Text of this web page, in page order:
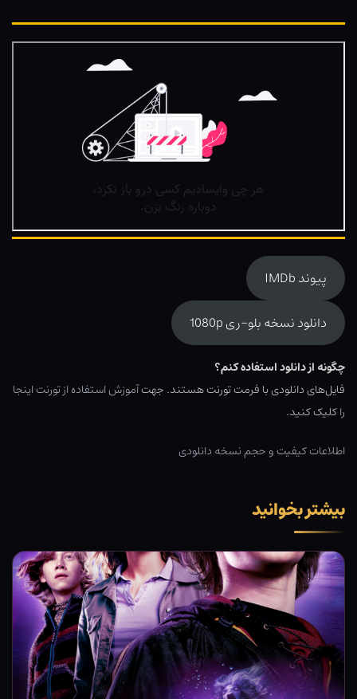
پیوند IMDb
دانلود نسخه بلو-ری 1080p
چگونه از دانلود استفاده کنم؟
فایل‌های دانلودی با فرمت تورنت هستند. جهتآموزش استفاده از تورنت اینجا
راکلیک کنید.
اطلاعات کیفیت و حجم نسخه دانلودی
بیشتر بخوانید